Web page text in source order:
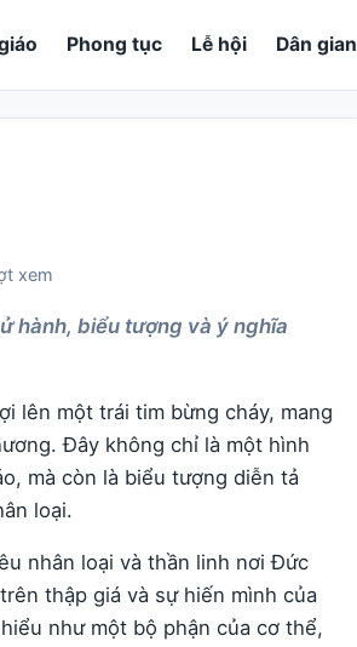
Phong tục Lễ hội Dân gian
xem
hành, biểu tượng và ý nghĩa
lên một trái tim bừng cháy, mang
Đây không chỉ là một hình
mà còn là biểu tượng diễn tả
loại.
nhân loại và thần linh nơi Đức
thập giá và sự hiến mình của
như một bộ phận của cơ thể,